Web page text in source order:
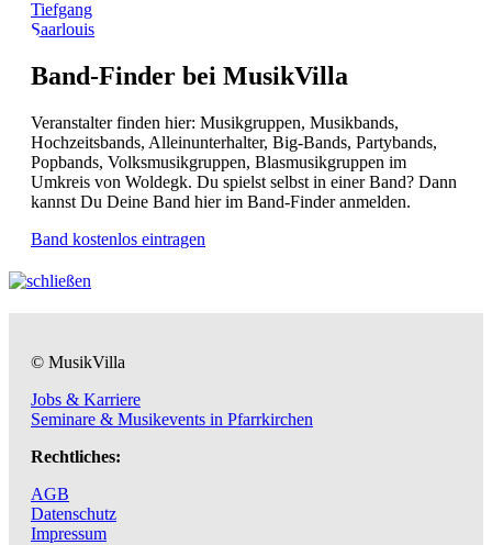
Tiefgang
Saarlouis
Band-Finder bei MusikVilla
Veranstalter finden hier: Musikgruppen, Musikbands,
Hochzeitsbands, Alleinunterhalter, Big-Bands, Partybands,
Popbands, Volksmusikgruppen, Blasmusikgruppen im
Umkreis von Woldegk. Du spielst selbst in einer Band? Dann
kannst Du Deine Band hier im Band-Finder anmelden.
Band kostenlos eintragen
© MusikVilla
Jobs & Karriere
Seminare & Musikevents in Pfarrkirchen
Rechtliches:
AGB
Datenschutz
Impressum